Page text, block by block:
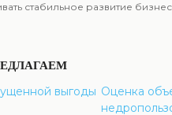
стабильное развитие
выгоды Оценка